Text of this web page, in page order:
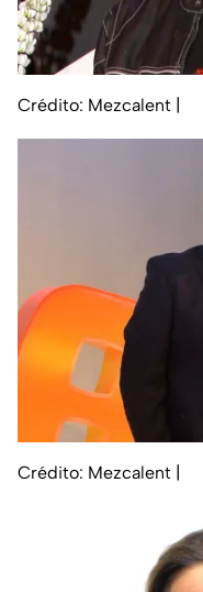
Crédito: Mezcalent |
Crédito: Mezcalent |